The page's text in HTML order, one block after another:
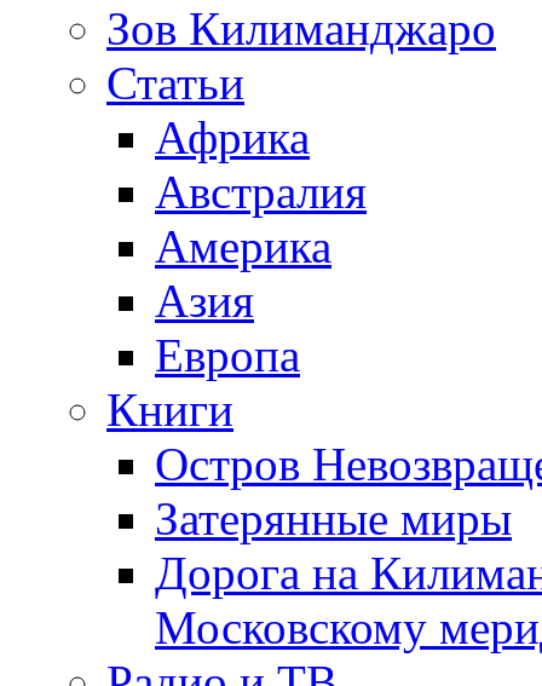
Зов Килиманджаро
Статьи
Африка
Австралия
Америка
Азия
Европа
Книги
Остров
Затерянные миры
Дорога на
Московскому